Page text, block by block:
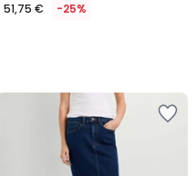
51,75 € -25%